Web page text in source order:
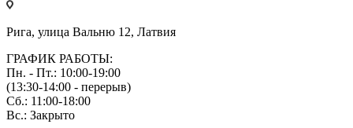
Рига, улица Вальню 12, Латвия
ГРАФИК РАБОТЫ:
Пн. - Пт.: 10:00-19:00
(13:30-14:00 - перерыв)
Сб.: 11:00-18:00
Вс.: Закрыто